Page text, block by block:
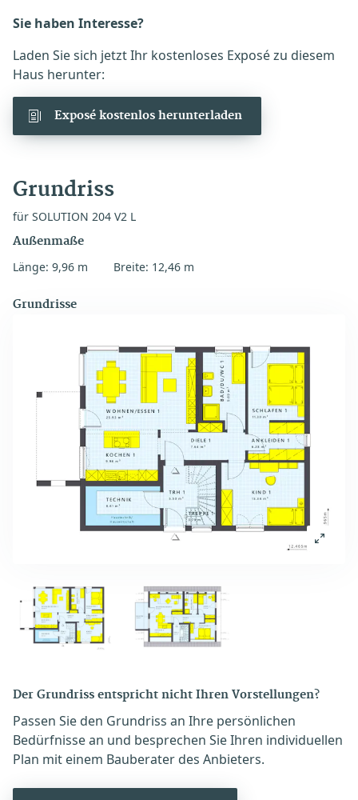
Sie haben Interesse?
Laden Sie sich jetzt Ihr kostenloses Exposé zu diesem
Haus herunter:
Exposé kostenlos herunterladen
Grundriss
für SOLUTION 204 V2 L
Außenmaße
Länge: 9,96 m Breite: 12,46 m
Grundrisse
Der Grundriss entspricht nicht Ihren Vorstellungen?
Passen Sie den Grundriss an Ihre persönlichen
Bedürfnisse an und besprechen Sie Ihren individuellen
Plan mit einem Bauberater des Anbieters.